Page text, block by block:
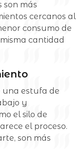
son más
cercanos al
consumo de
cantidad
una estufa de
y
el silo de
el proceso.
son más